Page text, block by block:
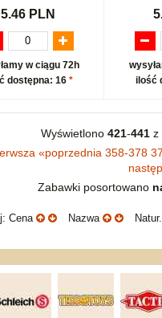
5.46 PLN
w ciągu 72h
dostępna: 16 *
ilość
Wyświetlono 421-441z
«poprzednia 358-378
Zabawki posortowano
Cena Nazwa Natur.